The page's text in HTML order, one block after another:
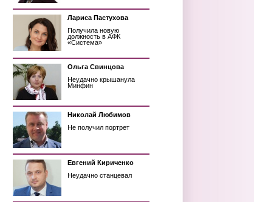
Лариса Пастухова
Получила новую
должность в АФК
«Система»
Ольга Свинцова
Неудачно крышанула
Минфин
Николай Любимов
Не получил портрет
Евгений Кириченко
Неудачно станцевал